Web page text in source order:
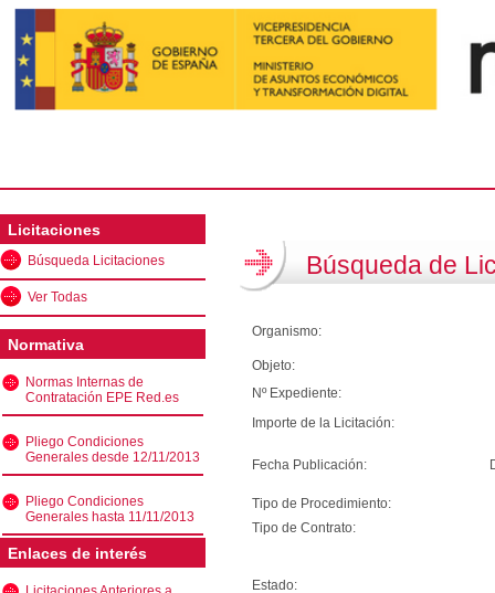
Licitaciones
Búsqueda Licitaciones
Ver Todas
Normativa
Normas Internas de
Contratación EPE Red.es
Pliego Condiciones
Generales desde 12/11/2013
Pliego Condiciones
Generales hasta 11/11/2013
Enlaces de interés
Búsqueda de
Organismo:
Objeto:
Nº Expediente:
Importe de la Licitación:
Fecha Publicación:
Tipo de Procedimiento:
Tipo de Contrato:
Estado: